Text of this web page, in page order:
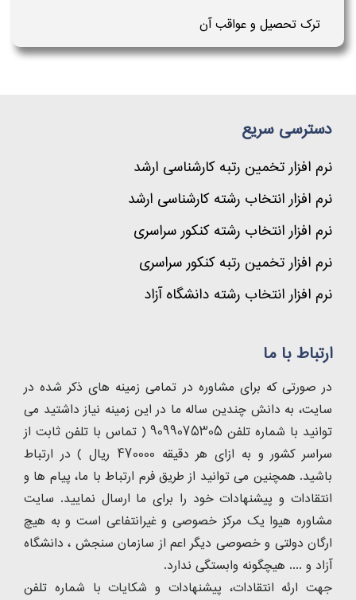
ترک تحصیل و عواقب آن
دسترسی سریع
نرم افزار تخمین رتبه کارشناسی ارشد
نرم افزار انتخاب رشته کارشناسی ارشد
نرم افزار انتخاب رشته کنکور سراسری
نرم افزار تخمین رتبه کنکور سراسری
نرم افزار انتخاب رشته دانشگاه آزاد
ارتباط با ما
در صورتی که برای مشاوره در تمامی زمینه های ذکر شده در
سایت، به دانش چندین ساله ما در این زمینه نیاز داشتید می
توانید با شماره تلفن 9099075305 ( تماس با تلفن ثابت از
سراسر کشور و به ازای هر دقیقه 470000 ریال ) در ارتباط
باشید. همچنین می توانید از طریق فرم ارتباط با ما، پیام ها و
انتقادات و پیشنهادات خود را برای ما ارسال نمایید. سایت
مشاوره هیوا یک مرکز خصوصی و غیرانتفاعی است و به هیچ
ارگان دولتی و خصوصی دیگر اعم از سازمان سنجش ، دانشگاه
آزاد و .... هیچگونه وابستگی ندارد.
جهت ارئه انتقادات، پیشنهادات و شکایات با شماره تلفن